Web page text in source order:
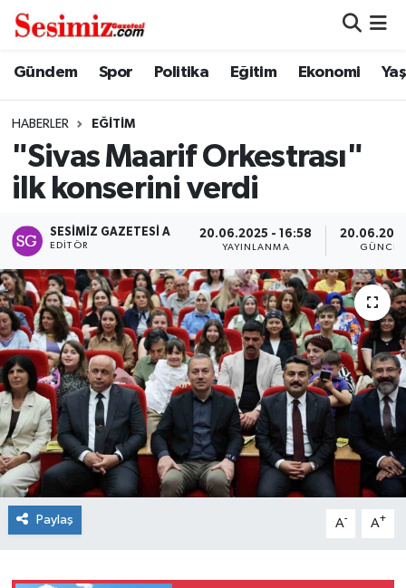
Gündem Spor Politika Eğitim Ekonomi
HABERLER EĞITIM
"Sivas Maarif Orkestrası"
ilk konserini verdi
SESIMIZ GAZETESI A
EDITÖR
20.06.2025 - 16:58
YAYINLANMA
Paylaş A- A+
Dünya
Ekonomi
Gündem
Magazin
Politika
Sağlık
Spor
Teknoloji
Tokat Haberleri
Yaşam
Nöbetçi Eczaneler
Hava Durumu
Namaz Vakitleri
Süper Lig Puan Durumu ve Fikstür
Tüm Manşetler
Son Dakika Haberleri
Haber Arşivi